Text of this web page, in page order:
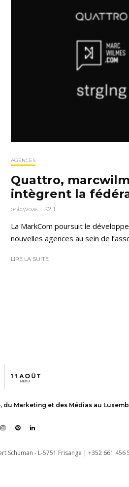
AGENCES
Quattro,
intègrent la
04/02/2026 · 1
La MarkCom poursuit le
nouvelles agences au sein de
LIRE LA SUITE
Marketing et des Médias au
Schuman - L-5751 Frisange | +352 661 456